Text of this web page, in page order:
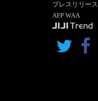
プレスリリース
AFP WAA